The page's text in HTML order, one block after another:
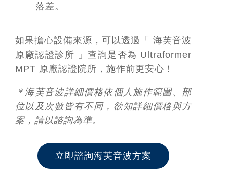
落差。
如果擔心設備來源，可以透過「 海芙音波
原廠認證診所 」查詢是否為 Ultraformer
MPT 原廠認證院所，施作前更安心！
＊海芙音波詳細價格依個人施作範圍、部
位以及次數皆有不同，欲知詳細價格與方
案，請以諮詢為準。
立即諮詢海芙音波方案